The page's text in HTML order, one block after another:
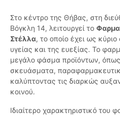
Στο κέντρο της Θήβας, στη
Βόγκλη 14, λειτουργεί το
Στέλλα, το οποίο έχει ως
υγείας και της ευεξίας. Το
μεγάλο φάσμα προϊόντων,
σκευάσματα,
καλύπτοντας τις διαρκώς
κοινού.
Ιδιαίτερο χαρακτηριστικό του